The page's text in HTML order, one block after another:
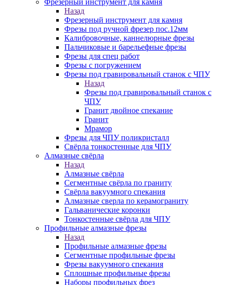
Фрезерный инструмент для камня
Назад
Фрезерный инструмент для камня
Фрезы под ручной фрезер пос.12мм
Калибровочные, каннелюрные фрезы
Пальчиковые и барельефные фрезы
Фрезы для спец работ
Фрезы с погружением
Фрезы под гравировальный станок с ЧПУ
Назад
Фрезы под гравировальный станок с
ЧПУ
Гранит двойное спекание
Гранит
Мрамор
Фрезы для ЧПУ поликристалл
Свёрла тонкостенные для ЧПУ
Алмазные свёрла
Назад
Алмазные свёрла
Сегментные свёрла по граниту
Свёрла вакуумного спекания
Алмазные сверла по керамограниту
Гальванические коронки
Тонкостенные свёрла для ЧПУ
Профильные алмазные фрезы
Назад
Профильные алмазные фрезы
Сегментные профильные фрезы
Фрезы вакуумного спекания
Сплошные профильные фрезы
Наборы профильных фрез